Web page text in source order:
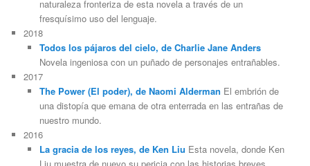
naturaleza fronteriza de esta novela a través de un
fresquísimo uso del lenguaje.
2018
Todos los pájaros del cielo, de Charlie Jane Anders
Novela ingeniosa con un puñado de personajes entrañables.
2017
The Power (El poder), de Naomi Alderman El embrión de
una distopía que emana de otra enterrada en las entrañas de
nuestro mundo.
2016
La gracia de los reyes, de Ken Liu Esta novela, donde Ken